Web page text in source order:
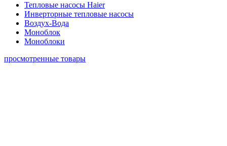
Тепловые насосы Haier
Инверторные тепловые насосы
Воздух-Вода
Моноблок
Моноблоки
просмотренные товары